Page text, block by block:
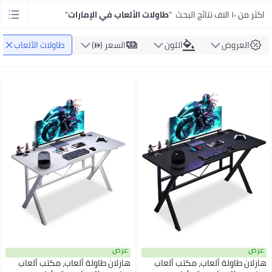
اكثر من ١٠ الاف نتائج البحث "طاولات الألعاب في الإمارات"
العروض
اللون السعر () طاولات الألعاب
عرض
هارلان طاولة ألعاب، مكتب ألعاب
عرض
هارلان طاولة ألعاب، مكتب ألعاب
#1 في طاولات ألعاب الصالة